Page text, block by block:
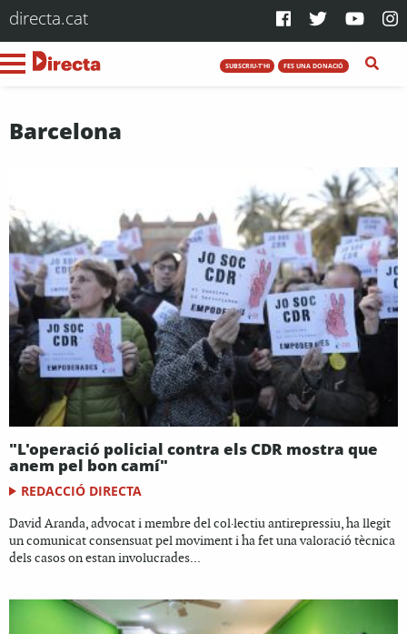
directa.cat
SUBSCRIU-T'HI FES UNA DONACIÓ
Barcelona
"L'operació policial contra els CDR mostra que
anem pel bon camí"
REDACCIÓ DIRECTA
David Aranda, advocat i membre del col·lectiu antirepressiu, ha llegit
un comunicat consensuat pel moviment i ha fet una valoració tècnica
dels casos on estan involucrades...